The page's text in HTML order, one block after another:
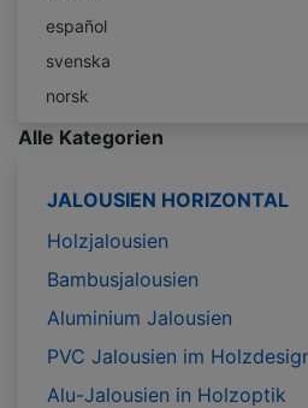
español
svenska
norsk
Alle Kategorien
JALOUSIEN HORIZONTAL
Holzjalousien
Bambusjalousien
Aluminium Jalousien
PVC Jalousien im
Alu-Jalousien in Holzoptik